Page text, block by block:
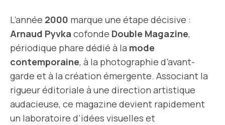
L’année 2000 marque une étape décisive :
Arnaud Pyvka cofonde Double Magazine,
périodique phare dédié à la mode
contemporaine, à la photographie d’avant-
garde et à la création émergente. Associant la
rigueur éditoriale à une direction artistique
audacieuse, ce magazine devient rapidement
un laboratoire d’idées visuelles et